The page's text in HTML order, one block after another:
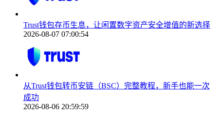
Trust钱包存币生息，让闲置数字资产安全增值的新选择
2026-08-07 07:00:54
从Trust钱包转币安链（BSC）完整教程，新手也能一次
成功
2026-08-06 20:59:59